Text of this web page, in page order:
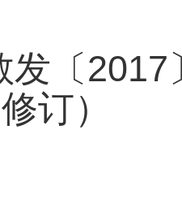
发〔
订）